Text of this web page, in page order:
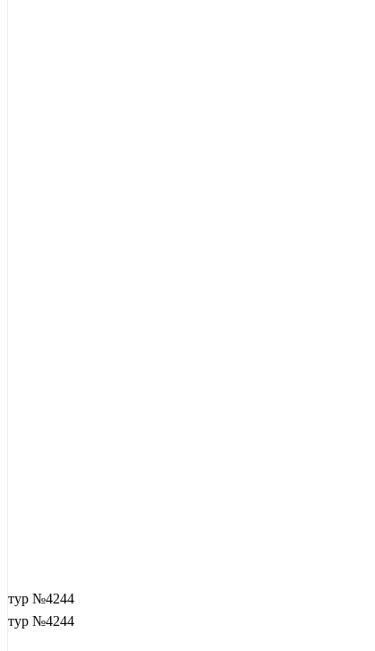
тур №4244
тур №4244